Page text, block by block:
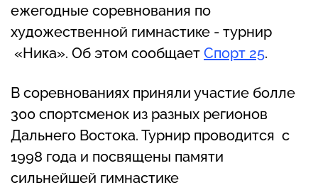
ежегодные соревнования по
художественной гимнастике - турнир
«Ника». Об этом сообщает Спорт 25.
В соревнованиях приняли участие болле
300 спортсменок из разных регионов
Дальнего Востока. Турнир проводится с
1998 года и посвящены памяти
сильнейшей гимнастике